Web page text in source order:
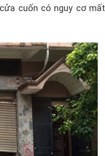
cuốn có nguy cơ mất